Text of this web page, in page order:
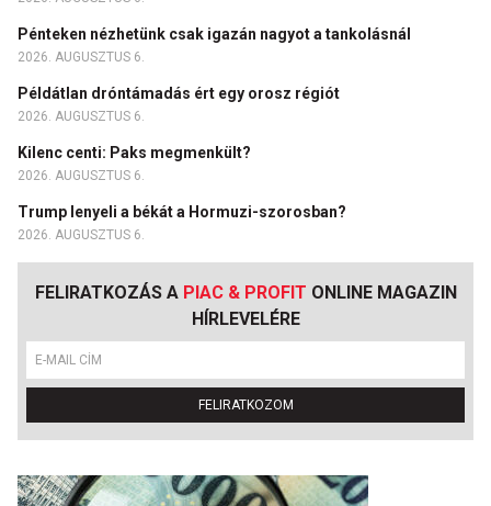
Pénteken nézhetünk csak igazán nagyot a tankolásnál
2026. AUGUSZTUS 6.
Példátlan dróntámadás ért egy orosz régiót
2026. AUGUSZTUS 6.
Kilenc centi: Paks megmenkült?
2026. AUGUSZTUS 6.
Trump lenyeli a békát a Hormuzi-szorosban?
2026. AUGUSZTUS 6.
FELIRATKOZÁS A PIAC & PROFIT ONLINE MAGAZIN
HÍRLEVELÉRE
FELIRATKOZOM